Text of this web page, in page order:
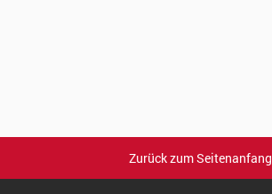
Zurück zum Seitenanfang